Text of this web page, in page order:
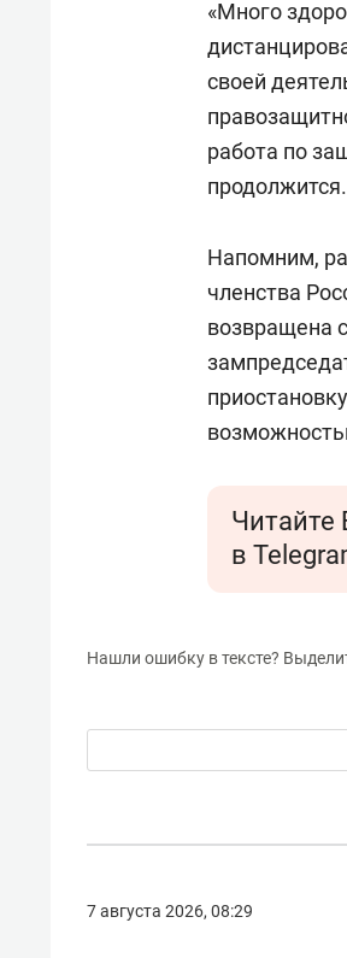
«Много
своей
работа по
продолжится.
Напомним,
членства
возвращена
Читайте
в
Нашли ошибку в тексте?
7 августа 2026, 08:29